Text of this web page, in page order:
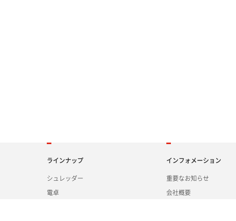
ラインナップ
シュレッダー
電卓
インフォメーション
重要なお知らせ
会社概要